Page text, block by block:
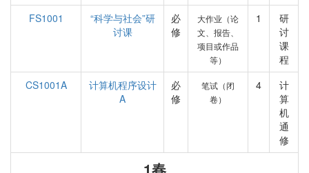
FS1001
“科学与社会”研
讨课
必
修
大作业（论
文、报告、
项目或作品
等）
1
研
讨
课
程
CS1001A
计算机程序设计
A
必
修
笔试（闭
卷）
4
计
算
机
通
修
1春